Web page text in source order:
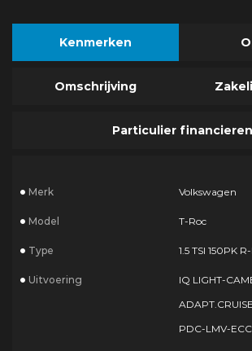
Kenmerken
Omschrijving
Particulier financieren
Merk Volkswagen
Model T-Roc
Type 1.5 TSI 150PK
Uitvoering
IQ LIGHT-
PDC-LMV-ECC